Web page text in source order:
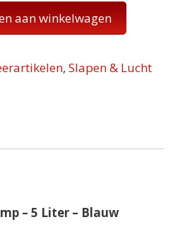
aan winkelwagen
, Slapen & Lucht
– 5 Liter – Blauw